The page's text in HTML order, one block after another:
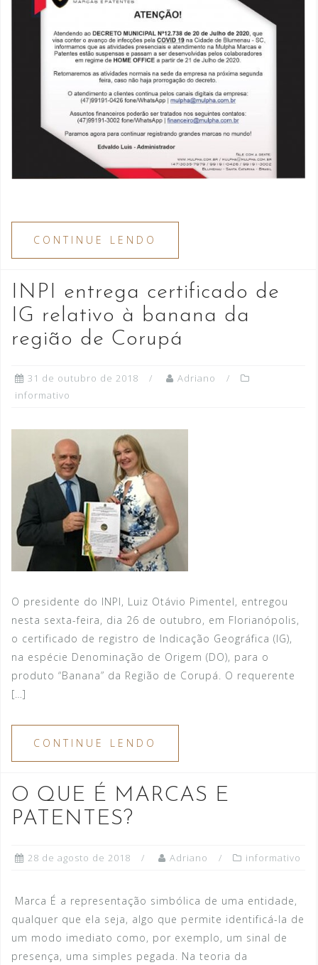
CONTINUE LENDO
INPI entrega certificado de
IG relativo à banana da
região de Corupá
31 de outubro de 2018
Adriano
informativo
O presidente do INPI, Luiz Otávio Pimentel, entregou
nesta sexta-feira, dia 26 de outubro, em Florianópolis,
o certificado de registro de Indicação Geográfica (IG),
na espécie Denominação de Origem (DO), para o
produto “Banana” da Região de Corupá. O requerente
[…]
CONTINUE LENDO
O QUE É MARCAS E
PATENTES?
28 de agosto de 2018 Adriano informativo
Marca É a representação simbólica de uma entidade,
qualquer que ela seja, algo que permite identificá-la de
um modo imediato como, por exemplo, um sinal de
presença, uma simples pegada. Na teoria da